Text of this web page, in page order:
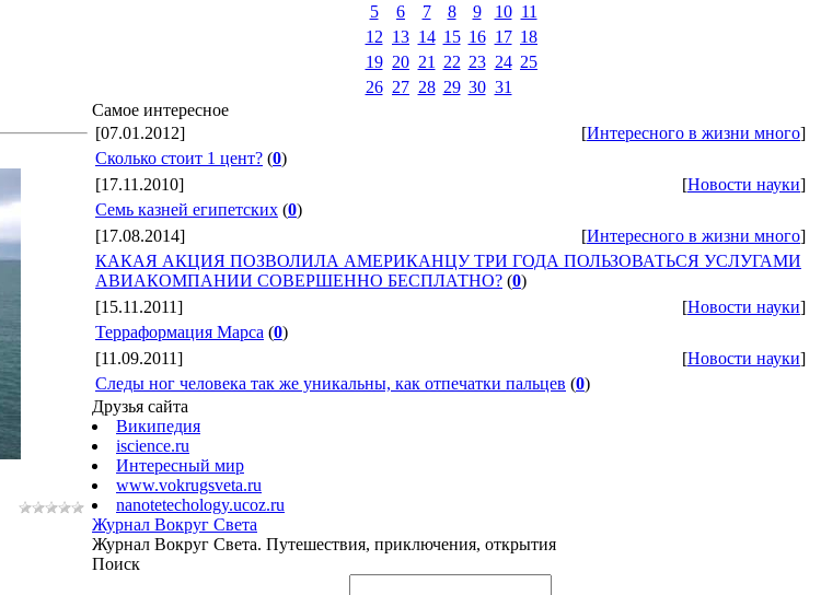
5
6 7 8 9 10 11
12 13 14 15 16 17 18
19 20 21 22 23 24 25
26 27 28 29 30 31
Самое интересное
[07.01.2012]
[Интересного в жизни много]
Сколько стоит 1 цент? (0)
[17.11.2010]
[Новости науки]
Семь казней египетских (0)
[17.08.2014]
[Интересного в жизни много]
КАКАЯ АКЦИЯ ПОЗВОЛИЛА АМЕРИКАНЦУ ТРИ ГОДА ПОЛЬЗОВАТЬСЯ УСЛУГАМИ
АВИАКОМПАНИИ СОВЕРШЕННО БЕСПЛАТНО? (0)
[15.11.2011]
[Новости науки]
Терраформация Марса (0)
[11.09.2011]
[Новости науки]
Следы ног человека так же уникальны, как отпечатки пальцев (0)
Друзья сайта
Википедия
iscience.ru
Интересный мир
www.vokrugsveta.ru
nanotetechology.ucoz.ru
Журнал Вокруг Света
Журнал Вокруг Света. Путешествия, приключения, открытия
Поиск